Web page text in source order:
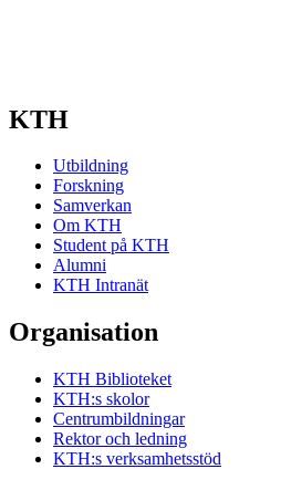
KTH
Utbildning
Forskning
Samverkan
Om KTH
Student på KTH
Alumni
KTH Intranät
Organisation
KTH Biblioteket
KTH:s skolor
Centrumbildningar
Rektor och ledning
KTH:s verksamhetsstöd